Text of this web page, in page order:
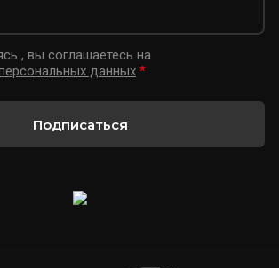
, вы соглашаетесь на
данных *
Подписаться